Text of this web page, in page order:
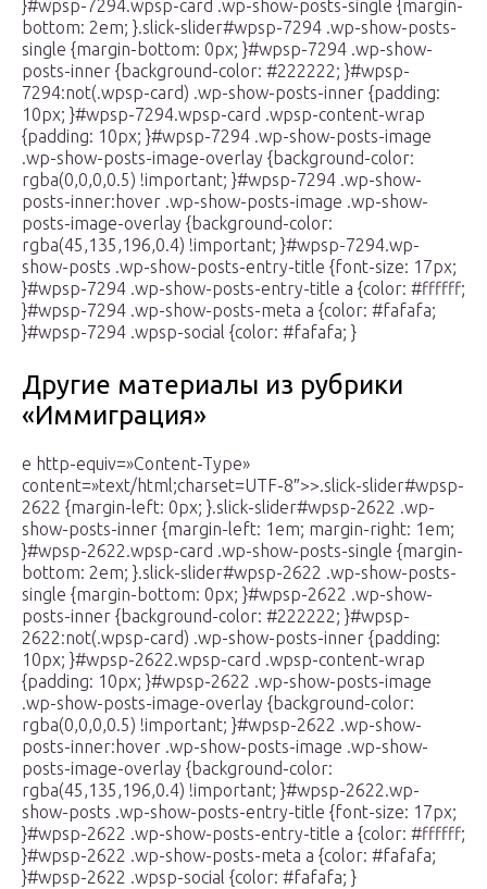
}#wpsp-7294.wpsp-card .wp-show-posts-single {margin-
bottom: 2em; }.slick-slider#wpsp-7294 .wp-show-posts-
single {margin-bottom: 0px; }#wpsp-7294 .wp-show-
posts-inner {background-color: #222222; }#wpsp-
7294:not(.wpsp-card) .wp-show-posts-inner {padding:
10px; }#wpsp-7294.wpsp-card .wpsp-content-wrap
{padding: 10px; }#wpsp-7294 .wp-show-posts-image
.wp-show-posts-image-overlay {background-color:
rgba(0,0,0,0.5) !important; }#wpsp-7294 .wp-show-
posts-inner:hover .wp-show-posts-image .wp-show-
posts-image-overlay {background-color:
rgba(45,135,196,0.4) !important; }#wpsp-7294.wp-
show-posts .wp-show-posts-entry-title {font-size: 17px;
}#wpsp-7294 .wp-show-posts-entry-title a {color: #ffffff;
}#wpsp-7294 .wp-show-posts-meta a {color: #fafafa;
}#wpsp-7294 .wpsp-social {color: #fafafa; }
Другие материалы из рубрики
«Иммиграция»
e http-equiv=»Content-Type»
content=»text/html;charset=UTF-8″>>.slick-slider#wpsp-
2622 {margin-left: 0px; }.slick-slider#wpsp-2622 .wp-
show-posts-inner {margin-left: 1em; margin-right: 1em;
}#wpsp-2622.wpsp-card .wp-show-posts-single {margin-
bottom: 2em; }.slick-slider#wpsp-2622 .wp-show-posts-
single {margin-bottom: 0px; }#wpsp-2622 .wp-show-
posts-inner {background-color: #222222; }#wpsp-
2622:not(.wpsp-card) .wp-show-posts-inner {padding:
10px; }#wpsp-2622.wpsp-card .wpsp-content-wrap
{padding: 10px; }#wpsp-2622 .wp-show-posts-image
.wp-show-posts-image-overlay {background-color:
rgba(0,0,0,0.5) !important; }#wpsp-2622 .wp-show-
posts-inner:hover .wp-show-posts-image .wp-show-
posts-image-overlay {background-color:
rgba(45,135,196,0.4) !important; }#wpsp-2622.wp-
show-posts .wp-show-posts-entry-title {font-size: 17px;
}#wpsp-2622 .wp-show-posts-entry-title a {color: #ffffff;
}#wpsp-2622 .wp-show-posts-meta a {color: #fafafa;
}#wpsp-2622 .wpsp-social {color: #fafafa; }